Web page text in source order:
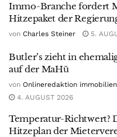
Immo-Branche fordert
Hitzepaket der
von Charles Steiner 5.
Butler’s zieht in
auf der MaHü
von Onlineredaktion
4. AUGUST 2026
Temperatur-Richtwert?
Hitzeplan der